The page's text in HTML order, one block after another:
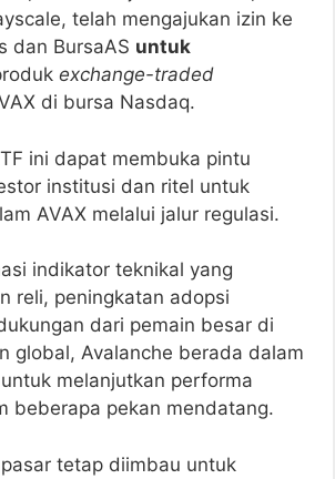
telah mengajukan izin ke
dan BursaAS untuk
exchange-traded
di bursa Nasdaq.
ini dapat membuka pintu
institusi dan ritel untuk
AVAX melalui jalur regulasi.
indikator teknikal yang
reli, peningkatan adopsi
dari pemain besar di
global, Avalanche berada dalam
melanjutkan performa
beberapa pekan mendatang.
tetap diimbau untuk